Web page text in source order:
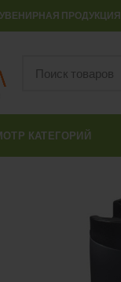
ПРОДУКЦИЯ
КАТЕГОРИЙ